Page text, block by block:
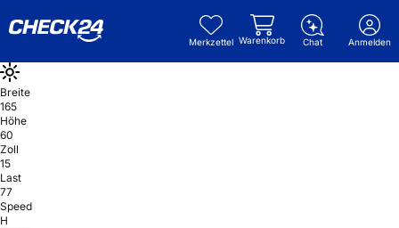
Merkzettel Warenkorb Chat Anmelden
Breite
165
Höhe
60
Zoll
15
Last
77
Speed
H